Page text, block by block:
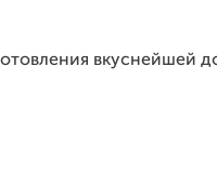
вкуснейшей